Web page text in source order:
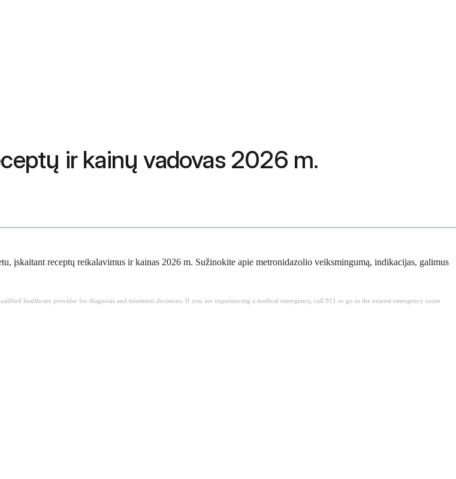
ir kainų vadovas 2026 m.
įskaitant receptų reikalavimus ir kainas 2026 m. Sužinokite apie metronidazolio veiksmingumą, indikacijas, galimus
healthcare provider for diagnosis and treatment decisions. If you are experiencing a medical emergency, call 911 or go to the nearest emergency room